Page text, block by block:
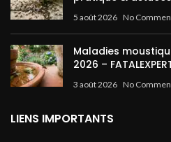
5 août 2026 No
Maladies
2026 –
3 août 2026 No
LIENS IMPORTANTS